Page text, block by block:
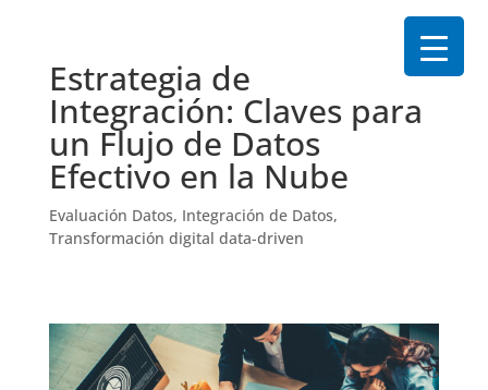
Estrategia de
Integración: Claves para
un Flujo de Datos
Efectivo en la Nube
Evaluación Datos, Integración de Datos,
Transformación digital data-driven